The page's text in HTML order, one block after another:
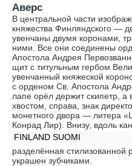
Аверс
В центральной части
княжества Финляндского —
увенчаны двумя коронами,
ними. Все они соединены
Апостола Андрея
щит с титульным гербом
увенчанный княжеской
с орденом Св. Апостола
лапе орёл держит скипетр,
хвостом, справа, знак
монетного двора — литера
Конрад Лир). Внизу, вдоль
FINLAND SUOMI
разделённая стилизованной
украшен зубчиками.